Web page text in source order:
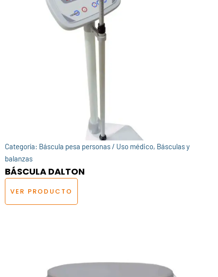
Categoría: Báscula pesa personas / Uso médico, Básculas y
balanzas
BÁSCULA DALTON
VER PRODUCTO